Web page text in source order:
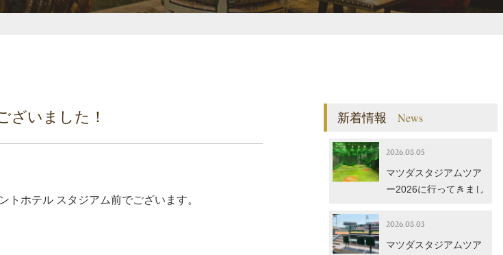
ざいました！
ホテル スタジアム前でございます。
新着情報 News
2026.08.05
マツダスタジアムツア
ー2026に行ってきまし
2026.08.03
マツダスタジアムツア